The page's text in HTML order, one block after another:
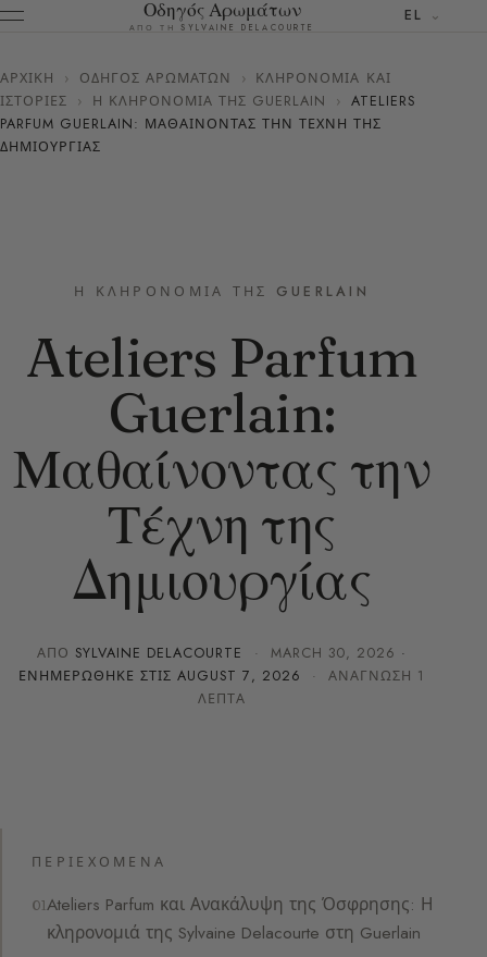
Οδηγός Αρωμάτων
ΑΠΌ ΤΗ SYLVAINE DELACOURTE
EL
ΑΡΧΙΚΉ › ΟΔΗΓΌΣ ΑΡΩΜΆΤΩΝ › ΚΛΗΡΟΝΟΜΙΆ ΚΑΙ
ΙΣΤΟΡΊΕΣ
› Η ΚΛΗΡΟΝΟΜΙΆ ΤΗΣ GUERLAIN › ATELIERS
PARFUM GUERLAIN: ΜΑΘΑΊΝΟΝΤΑΣ ΤΗΝ ΤΈΧΝΗ ΤΗΣ
ΔΗΜΙΟΥΡΓΊΑΣ
Η ΚΛΗΡΟΝΟΜΙΆ ΤΗΣ GUERLAIN
Ateliers Parfum
Guerlain:
Μαθαίνοντας την
Τέχνη της
Δημιουργίας
ΑΠΌ SYLVAINE DELACOURTE · MARCH 30, 2026 ·
ΕΝΗΜΕΡΏΘΗΚΕ ΣΤΙΣAUGUST 7, 2026 · ΑΝΆΓΝΩΣΗ 1
ΛΕΠΤΆ
ΠΕΡΙΕΧΌΜΕΝΑ
Ateliers Parfum και Ανακάλυψη της Όσφρησης: Η
κληρονομιά της Sylvaine Delacourte στη Guerlain